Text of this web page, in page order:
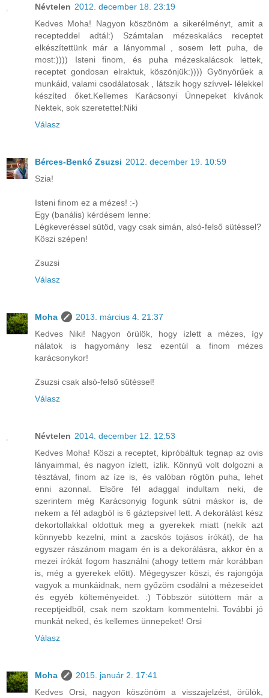
Névtelen 2012. december 18. 23:19
Kedves Moha! Nagyon köszönöm a sikerélményt, amit a
recepteddel adtál:) Számtalan mézeskalács receptet
elkészítettünk már a lányommal , sosem lett puha, de
most:)))) Isteni finom, és puha mézeskalácsok lettek,
receptet gondosan elraktuk, köszönjük:)))) Gyönyörűek a
munkáid, valami csodálatosak , látszik hogy szívvel- lélekkel
készíted őket.Kellemes Karácsonyi Ünnepeket kívánok
Nektek, sok szeretettel:Niki
Válasz
Bérces-Benkó Zsuzsi 2012. december 19. 10:59
Szia!
Isteni finom ez a mézes! :-)
Egy (banális) kérdésem lenne:
Légkeveréssel sütöd, vagy csak simán, alsó-felső sütéssel?
Köszi szépen!
Zsuzsi
Válasz
Moha
2013. március 4. 21:37
Kedves Niki! Nagyon örülök, hogy ízlett a mézes, így
nálatok is hagyomány lesz ezentúl a finom mézes
karácsonykor!
Zsuzsi csak alsó-felső sütéssel!
Válasz
Névtelen 2014. december 12. 12:53
Kedves Moha! Köszi a receptet, kipróbáltuk tegnap az ovis
lányaimmal, és nagyon ízlett, ízlik. Könnyű volt dolgozni a
tésztával, finom az íze is, és valóban rögtön puha, lehet
enni azonnal. Elsőre fél adaggal indultam neki, de
szerintem még Karácsonyig fogunk sütni máskor is, de
nekem a fél adagból is 6 gáztepsivel lett. A dekorálást kész
dekortollakkal oldottuk meg a gyerekek miatt (nekik azt
könnyebb kezelni, mint a zacskós tojásos írókát), de ha
egyszer rászánom magam én is a dekorálásra, akkor én a
mezei írókát fogom használni (ahogy tettem már korábban
is, még a gyerekek előtt). Mégegyszer köszi, és rajongója
vagyok a munkáidnak, nem győzöm csodálni a mézeseidet
és egyéb költeményeidet. :) Többször sütöttem már a
receptjeidből, csak nem szoktam kommentelni. További jó
munkát neked, és kellemes ünnepeket! Orsi
Válasz
Moha
2015. január 2. 17:41
Kedves Orsi, nagyon köszönöm a visszajelzést, örülök,